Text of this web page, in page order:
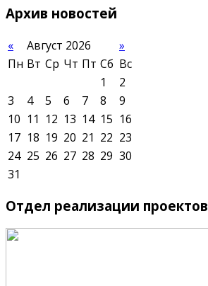
Архив новостей
« Август 2026
»
Пн Вт Ср Чт Пт Сб Вс
1
2
3
4 5 6 7 8
9
10 11 12 13 14 15 16
17 18 19 20 21 22 23
24 25 26 27 28 29 30
31
Отдел реализации проектов